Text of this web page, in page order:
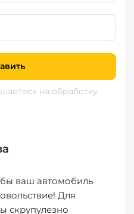
на обработку
ваш автомобиль
Для
скрупулезно